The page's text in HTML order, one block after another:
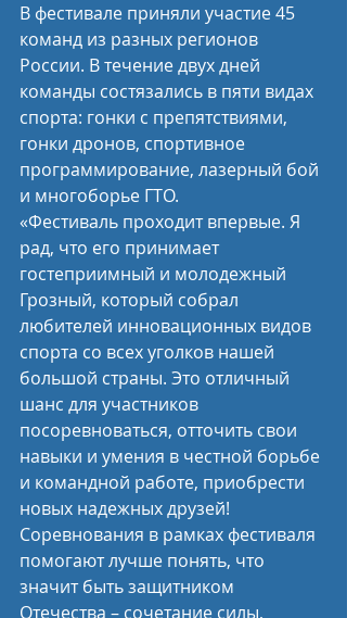
В фестивале приняли участие 45
команд из разных регионов
России. В течение двух дней
команды состязались в пяти видах
спорта: гонки с препятствиями,
гонки дронов, спортивное
программирование, лазерный бой
и многоборье ГТО.
«Фестиваль проходит впервые. Я
рад, что его принимает
гостеприимный и молодежный
Грозный, который собрал
любителей инновационных видов
спорта со всех уголков нашей
большой страны. Это отличный
шанс для участников
посоревноваться, отточить свои
навыки и умения в честной борьбе
и командной работе, приобрести
новых надежных друзей!
Соревнования в рамках фестиваля
помогают лучше понять, что
значит быть защитником
Отечества – сочетание силы,